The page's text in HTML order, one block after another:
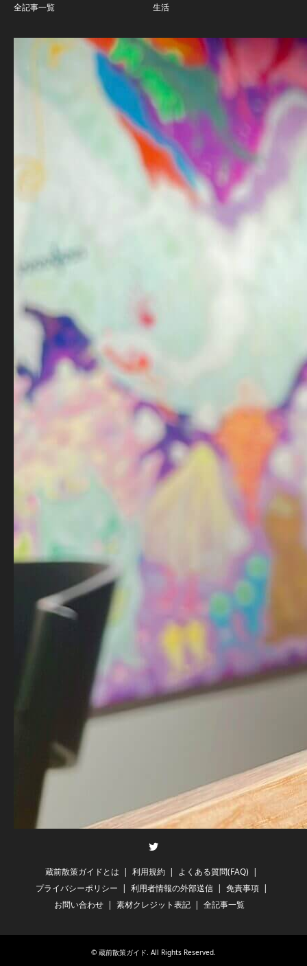
全記事一覧
生活
蔵前散策ガイドとは 利用規約
よくある質問(FAQ)
プライバシーポリシー
利用者情報の外部送信
免責事項
お問い合わせ
素材クレジット表記 全記事一覧
© 蔵前散策ガイド . All Rights Reserved.